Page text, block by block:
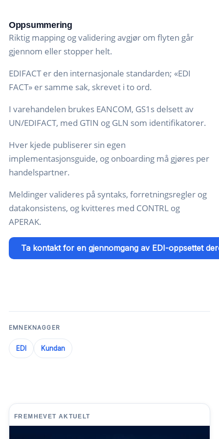
format og lengde.
eksempel et GTIN som ikke finnes i katalogen.
Feilen må rettes og meldingen sendes på nytt.
Gjentatte avvisninger kan gi forsinket betaling, og
meldingsutveksling gjør det mulig å motta ordre
automatisk, kontrollere produkt- og prisdata, og
validere fakturaer før betaling. For leverandøren
betyr det færre avviste meldinger, raskere
transaksjonsbehandling og mer forutsigbar drift
– men også at oppsettet må være riktig fra start,
Oppsummering
Riktig mapping og validering avgjør om flyten går
gjennom eller stopper helt.
EDIFACT er den internasjonale standarden; «EDI
FACT» er samme sak, skrevet i to ord.
I varehandelen brukes EANCOM, GS1s delsett av
UN/EDIFACT, med GTIN og GLN som identifikatorer.
Hver kjede publiserer sin egen
implementasjonsguide, og onboarding må gjøres per
handelspartner.
Meldinger valideres på syntaks, forretningsregler og
datakonsistens, og kvitteres med CONTRL og
APERAK.
Ta kontakt for en gjennomgang av EDI-oppsettet
EMNEKNAGGER
EDI Kundan
FREMHEVET AKTUELT